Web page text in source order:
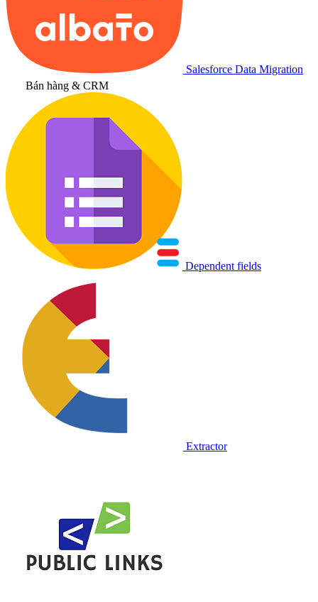
Salesforce Data Migration
Bán hàng & CRM
Dependent fields
Extractor